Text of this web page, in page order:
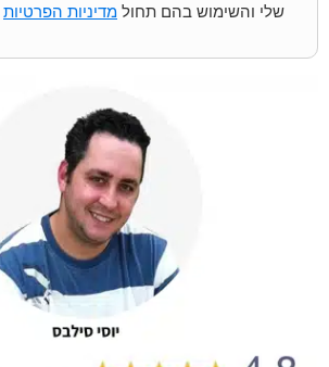
שלי והשימוש בהם תחול מדיניות הפרטיות